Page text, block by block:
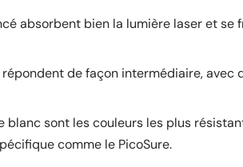
absorbent bien la lumière laser et
répondent de façon intermédiaire,
blanc sont les couleurs les plus
comme le PicoSure.